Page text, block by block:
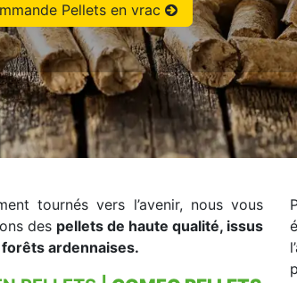
Pellets en vrac
tournés vers l’avenir, nous vous
des pellets de haute qualité, issus
ardennaises.